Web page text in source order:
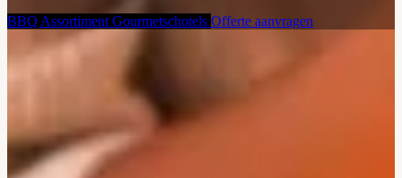
BBQ Assortiment Gourmetschotels Offerte aanvragen